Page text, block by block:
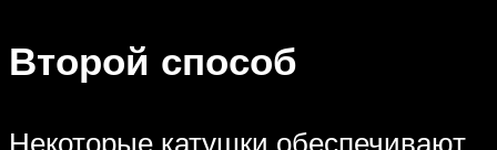
Второй способ
Некоторые катушки обеспечивают